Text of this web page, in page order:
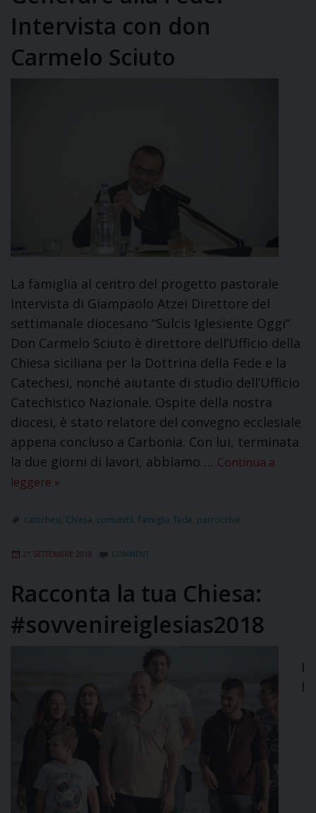
Intervista con don
Carmelo Sciuto
La famiglia al centro del progetto pastorale
Intervista di Giampaolo Atzei Direttore del
settimanale diocesano “Sulcis Iglesiente Oggi“
Don Carmelo Sciuto è direttore dell’Ufficio della
Chiesa siciliana per la Dottrina della Fede e la
Catechesi, nonché aiutante di studio dell’Ufficio
Catechistico Nazionale. Ospite della nostra
diocesi, è stato relatore del convegno ecclesiale
appena concluso a Carbonia. Con lui, terminata
la due giorni di lavori, abbiamo … Continua a
leggere »
catechesi Chiesa comunità famiglia fede parrocchie
21 SETTEMBRE 2018 COMMENT
Racconta la tua Chiesa:
#sovvenireiglesias2018
I
l